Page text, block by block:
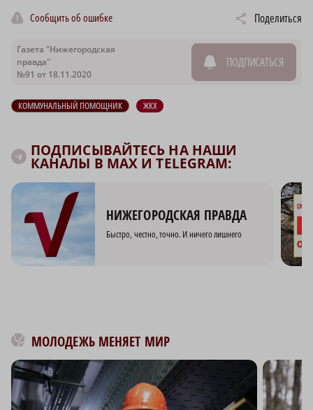
Сообщить об ошибке Поделиться
Газета "Нижегородская
правда"
№91 от 18.11.2020
ПОДПИСАТЬСЯ
КОММУНАЛЬНЫЙ ПОМОЩНИК ЖКХ
ПОДПИСЫВАЙТЕСЬ НА НАШИ
КАНАЛЫ В MAX И TELEGRAM:
НИЖЕГОРОДСКАЯ ПРАВДА
Быстро, честно, точно. И ничего лишнего
МОЛОДЕЖЬ МЕНЯЕТ МИР